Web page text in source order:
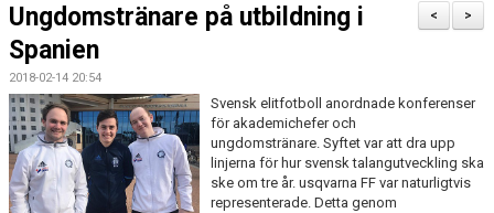
FÖRENINGSKALENDER
DOKUMENT
FÖRENINGENS MATCHER
>
<
Ungdomstränare på utbildning i
Spanien
2018-02-14 20:54
Svensk elitfotboll anordnade konferenser
för akademichefer och
ungdomstränare. Syftet var att dra upp
linjerna för hur svensk talangutveckling ska
ske om tre år. usqvarna FF var naturligtvis
representerade. Detta genom